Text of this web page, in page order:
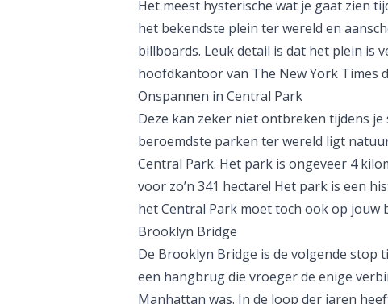
Het meest hysterische wat je gaat zien
het bekendste plein ter wereld en
billboards. Leuk detail is dat het plein is
hoofdkantoor van The New York Times
Onspannen in Central Park
Deze kan zeker niet ontbreken tijdens je
beroemdste parken ter wereld ligt
Central Park. Het park is ongeveer 4
voor zo’n 341 hectare! Het park is een
het Central Park moet toch ook op jouw
Brooklyn Bridge
De Brooklyn Bridge is de volgende stop
een hangbrug die vroeger de enige
Manhattan was. In de loop der jaren